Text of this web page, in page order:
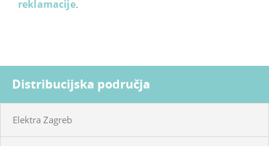
reklamacije.
Distribucijska područja
Elektra Zagreb